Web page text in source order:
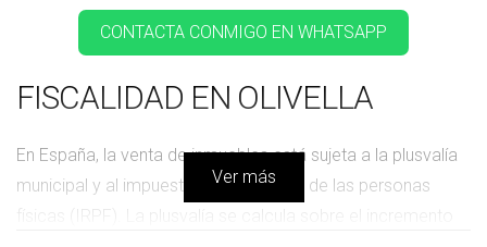
CONTACTA CONMIGO EN WHATSAPP
FISCALIDAD EN OLIVELLA
En España, la venta de inmuebles está sujeta a la plusvalía
municipal y al impuesto sobre la renta de las personas
físicas (IRPF). La plusvalía se calcula sobre el incremento
Ver más